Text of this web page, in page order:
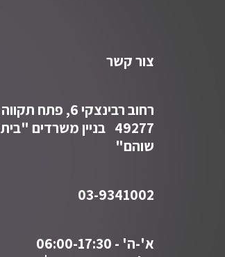
צור קשר
רחוב רבינצקי 6, פתח תקווה
49277 בניין משרדים "בית
שוהם"
03-9341002
א'-ה' - 06:00-17:30